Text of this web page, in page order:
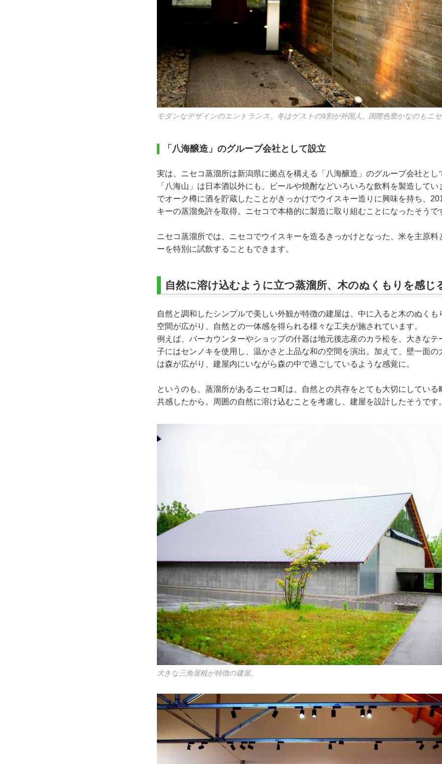
モダンなデザインのエントランス。冬はゲストの9割が外国人。国際色豊かなのもニセ
「八海醸造」のグループ会社として設立
実は、ニセコ蒸溜所は新潟県に拠点を構える「八海醸造」のグループ会社とし
「八海山」は日本酒以外にも、ビールや焼酎などいろいろな飲料を製造して
でオーク樽に酒を貯蔵したことがきっかけでウイスキー造りに興味を持ち、
キーの蒸溜免許を取得。ニセコで本格的に製造に取り組むことになったそうで
ニセコ蒸溜所では、ニセコでウイスキーを造るきっかけとなった、米を主原料
ーを特別に試飲することもできます。
自然に溶け込むように立つ蒸溜所、木のぬくもりを感じ
自然と調和したシンプルで美しい外観が特徴の建屋は、中に入ると木のぬくも
空間が広がり、自然との一体感を得られる様々な工夫が施されています。
例えば、バーカウンターやショップの什器は地元後志産のカラ松を、大きなテ
子にはセンノキを使用し、温かさと上品な和の空間を演出。加えて、壁一面の
は森が広がり、建屋内にいながら森の中で過ごしているような感覚に。
というのも、蒸溜所があるニセコ町は、自然との共存をとても大切にしている
共感したから。周囲の自然に溶け込むことを考慮し、建屋を設計したそうです。
大きな三角屋根が特徴の建屋。